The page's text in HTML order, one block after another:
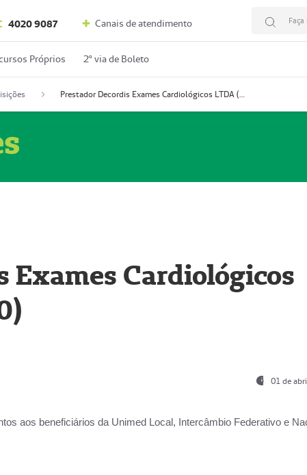
4020 9087 Canais de atendimento Faça
Próprios 2º via de Boleto
Prestador Decordis Exames Cardiológicos LTDA (51004346-0)
Exames Cardiológicos
01 de
aos beneficiários da Unimed Local, Intercâmbio Federativo e